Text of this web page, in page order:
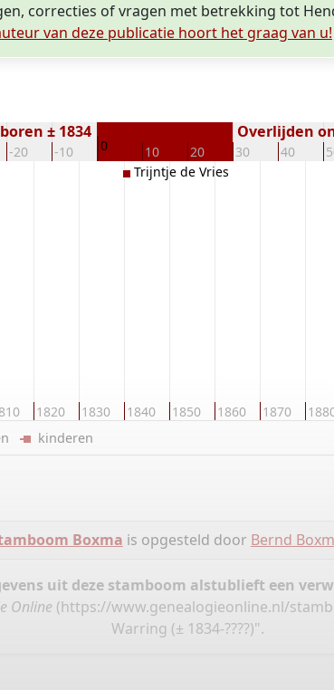
correcties of vragen met betrekking tot
van deze publicatie hoort het graag van u!
-20 -10 0 10 20 30 40
± 1834 Overlijden
1820 1830 1840 1850 1860 1870
Trijntje de Vries
kinderen
Boxma is opgesteld door Bernd
uit deze stamboom alstublieft een
Online (https://www.genealogieonline.nl/
Warring (± 1834-????)".